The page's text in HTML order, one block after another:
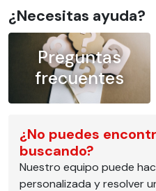
¿Necesitas ayuda?
Preguntas
frecuentes
¿No puedes
buscando?
Nuestro equipo puede
personalizada y resolver